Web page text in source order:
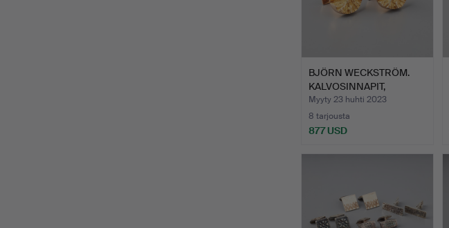
BJÖRN WECKSTRÖM.
KALVOSINNAPIT,
Pirunpyörä…
Myyty 23 huhti 2023
8 tarjousta
877 USD